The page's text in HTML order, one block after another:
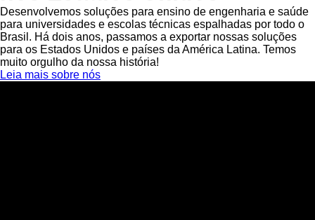
Desenvolvemos soluções para ensino de engenharia e saúde
para universidades e escolas técnicas espalhadas por todo o
Brasil. Há dois anos, passamos a exportar nossas soluções
para os Estados Unidos e países da América Latina. Temos
muito orgulho da nossa história!
Leia mais sobre nós